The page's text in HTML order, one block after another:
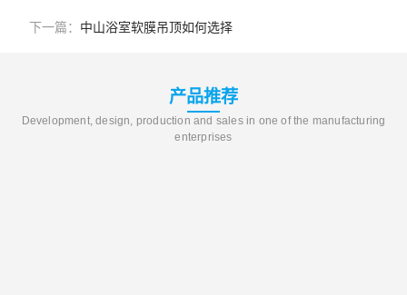
下一篇： 中山浴室软膜吊顶如何选择
产品推荐
Development, design, production and sales in one of the manufacturing
enterprises